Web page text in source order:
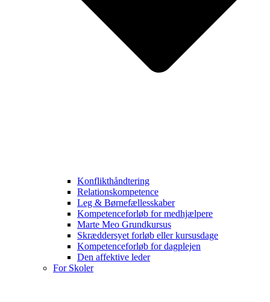
Konflikthåndtering
Relationskompetence
Leg & Børnefællesskaber
Kompetenceforløb for medhjælpere
Marte Meo Grundkursus
Skræddersyet forløb eller kursusdage
Kompetenceforløb for dagplejen
Den affektive leder
For Skoler